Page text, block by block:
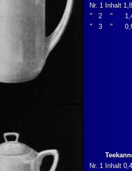
Nr. 1 Inhalt
" 2 "
" 3 "
Nr. 1 Inhalt